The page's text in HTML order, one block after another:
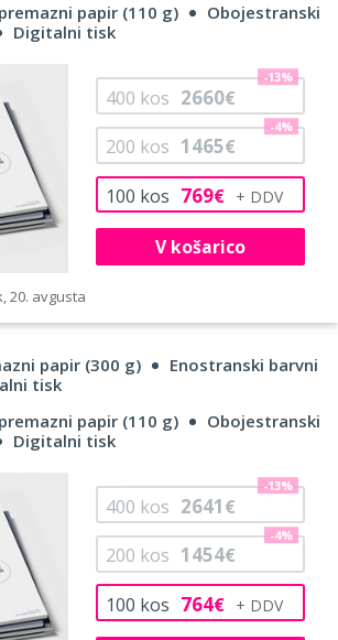
papir (110 g)
Obojestranski
Digitalni tisk
100 kos 769€
200 kos 1465€
-4%
400 kos 2660€
-13%
V košarico
20. avgusta
papir (300 g)
Enostranski barvni
tisk
papir (110 g)
Obojestranski
Digitalni tisk
100 kos 764€
200 kos 1454€
-4%
400 kos 2641€
-13%